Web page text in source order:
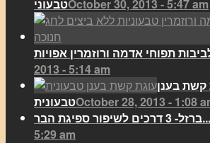
טבעוניOctober 30, 2013 - 5:47 am
2013 - 5:14 am
קשת בענן
טבעוניתOctober 28, 2013 - 1:08
ברזל- 3 דרכים לשיפור ספיגת הבר...
5:29 am